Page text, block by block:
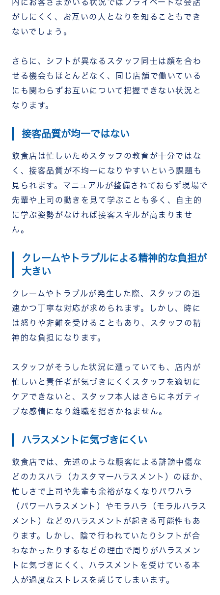
内にお客さまがいる状況ではプライベートな会話
がしにくく、お互いの人となりを知ることもでき
ないでしょう。
さらに、シフトが異なるスタッフ同士は顔を合わ
せる機会もほとんどなく、同じ店舗で働いている
にも関わらずお互いについて把握できない状況と
なります。
接客品質が均一ではない
飲食店は忙しいためスタッフの教育が十分ではな
く、接客品質が不均一になりやすいという課題も
見られます。マニュアルが整備されておらず現場で
先輩や上司の動きを見て学ぶことも多く、自主的
に学ぶ姿勢がなければ接客スキルが高まりませ
ん。
クレームやトラブルによる精神的な負担が
大きい
クレームやトラブルが発生した際、スタッフの迅
速かつ丁寧な対応が求められます。しかし、時に
は怒りや非難を受けることもあり、スタッフの精
神的な負担になります。
スタッフがそうした状況に遭っていても、店内が
忙しいと責任者が気づきにくくスタッフを適切に
ケアできないと、スタッフ本人はさらにネガティ
ブな感情になり離職を招きかねません。
ハラスメントに気づきにくい
飲食店では、先述のような顧客による誹謗中傷な
どのカスハラ（カスタマーハラスメント）のほか、
忙しさで上司や先輩も余裕がなくなりパワハラ
（パワーハラスメント）やモラハラ（モラルハラス
メント）などのハラスメントが起きる可能性もあ
ります。しかし、陰で行われていたりシフトが合
わなかったりするなどの理由で周りがハラスメン
トに気づきにくく、ハラスメントを受けている本
人が過度なストレスを感じてしまいます。